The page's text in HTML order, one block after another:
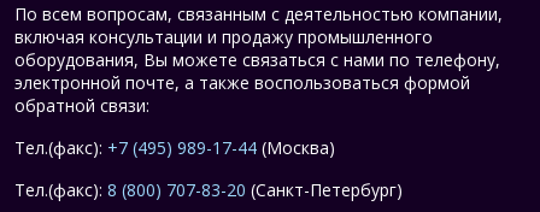
По всем вопросам, связанным с деятельностью компании,
включая консультации и продажу промышленного
оборудования, Вы можете связаться с нами по телефону,
электронной почте, а также воспользоваться формой
обратной связи:
Тел.(факс): +7 (495) 989-17-44 (Москва)
Тел.(факс): 8 (800) 707-83-20 (Санкт-Петербург)